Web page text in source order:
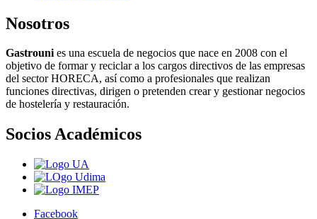
Nosotros
Gastrounies una escuela de negocios que nace en 2008 con el
objetivo de formar y reciclar a los cargos directivos de las empresas
del sector HORECA, así como a profesionales que realizan
funciones directivas, dirigen o pretenden crear y gestionar negocios
de hostelería y restauración.
Socios Académicos
Facebook